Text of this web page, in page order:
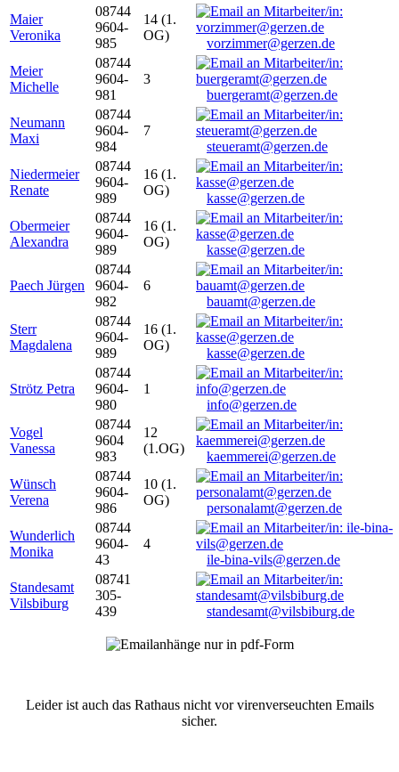
Maier
Veronika
08744
9604-
985
14 (1.
OG)
vorzimmer@gerzen.de
Meier
Michelle
08744
9604-
981
3
buergeramt@gerzen.de
Neumann
Maxi
08744
9604-
984
7
steueramt@gerzen.de
Niedermeier
Renate
08744
9604-
989
16 (1.
OG)
kasse@gerzen.de
Obermeier
Alexandra
08744
9604-
989
16 (1.
OG)
kasse@gerzen.de
Paech Jürgen
08744
9604-
982
6
bauamt@gerzen.de
Sterr
Magdalena
08744
9604-
989
16 (1.
OG)
kasse@gerzen.de
Strötz Petra
08744
9604-
980
1
info@gerzen.de
Vogel
Vanessa
08744
9604
983
12
(1.OG)
kaemmerei@gerzen.de
Wünsch
Verena
08744
9604-
986
10 (1.
OG)
personalamt@gerzen.de
Wunderlich
Monika
08744
9604-
43
4
ile-bina-vils@gerzen.de
Standesamt
Vilsbiburg
08741
305-
439
standesamt@vilsbiburg.de
Leider ist auch das Rathaus nicht vor virenverseuchten Emails
sicher.